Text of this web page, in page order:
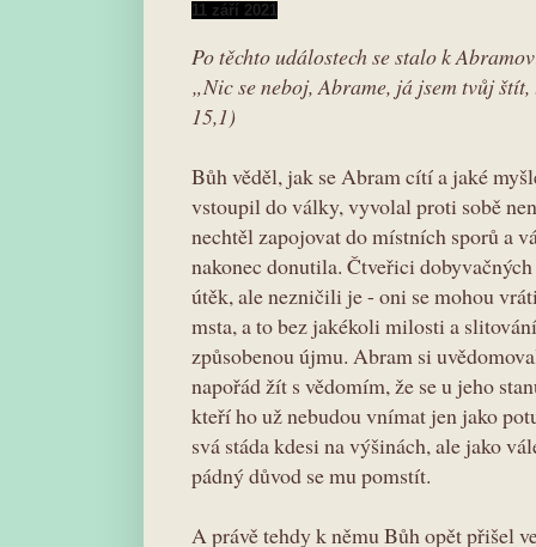
11 září 2021
Po těchto událostech se stalo k
„Nic se neboj, Abrame, já jsem tvůj
15,1)
Bůh věděl, jak se Abram cítí a jaké
vstoupil do války, vyvolal proti sobě
nechtěl zapojovat do místních sporů a
nakonec donutila. Čtveřici
útěk, ale nezničili je - oni se mohou
msta, a to bez jakékoli milosti a
způsobenou újmu. Abram si
napořád žít s vědomím, že se u jeho
kteří ho už nebudou vnímat jen jako
svá stáda kdesi na výšinách, ale jako
pádný důvod se mu pomstít.
A právě tehdy k němu Bůh opět přišel